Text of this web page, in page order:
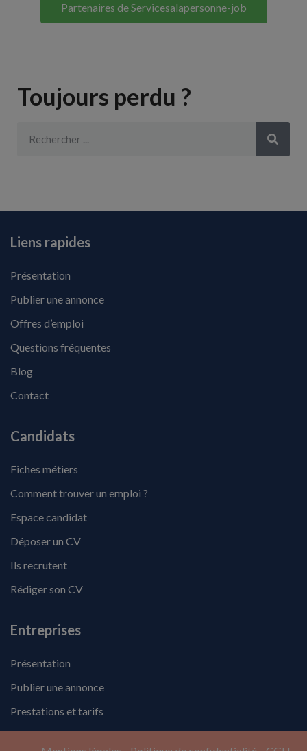
Partenaires de Servicesalapersonne-job
Toujours perdu ?
Liens rapides
Présentation
Publier une annonce
Offres d’emploi
Questions fréquentes
Blog
Contact
Candidats
Fiches métiers
Comment trouver un emploi ?
Espace candidat
Déposer un CV
Ils recrutent
Rédiger son CV
Entreprises
Présentation
Publier une annonce
Prestations et tarifs